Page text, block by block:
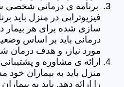
برنامه ی درمانی شخصی
فیزیوتراپی در منزل باید
سازی شده برای هر بیمار
درمانی باید بر اساس
مورد نیاز، و هدف
ارائه ی مشاوره و
منزل باید به بیماران خود
را ارائه دهد. باید به